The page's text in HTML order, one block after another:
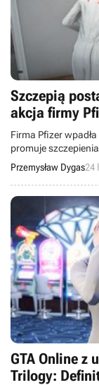
Szczepią
akcja firmy
Firma Pfizer
promuje
Przemysław Dygas24
GTA Online z
Trilogy: